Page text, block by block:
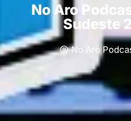
No Aro
Sudeste
No Aro